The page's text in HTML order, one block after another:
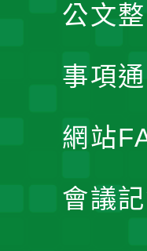
公文
事項
網站
會議